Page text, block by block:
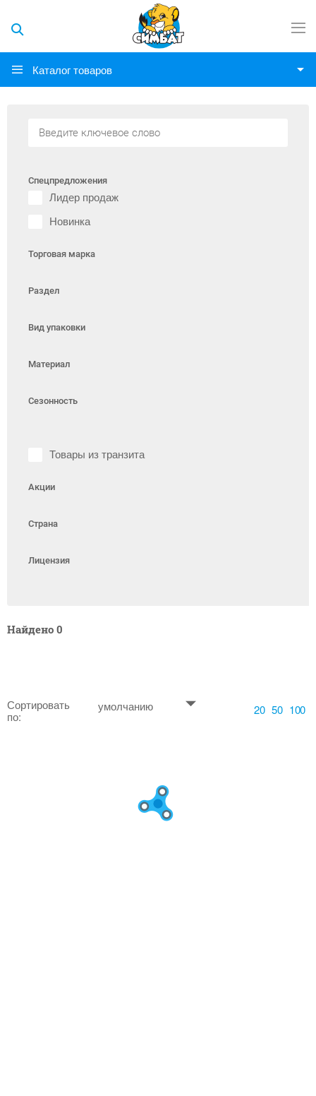
Каталог товаров
Спецпредложения
Лидер продаж
Новинка
Торговая марка
Раздел
Вид упаковки
Материал
Сезонность
Товары из транзита
Акции
Страна
Лицензия
Найдено 0
Сортировать
по:
умолчанию 20 50 100